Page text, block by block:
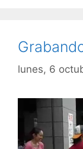
lunes, 6